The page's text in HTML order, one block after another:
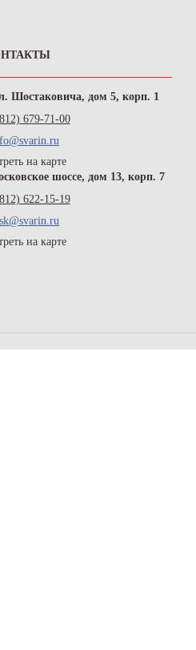
Шостаковича, дом 5, корп. 1
679-71-00
на карте
шоссе, дом 13, корп. 7
622-15-19
на карте